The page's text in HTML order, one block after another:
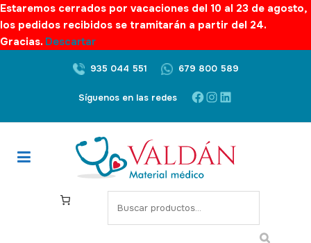
Estaremos cerrados por vacaciones del 10 al 23 de agosto,
los pedidos recibidos se tramitarán a partir del 24.
Gracias. Descartar
935 044 551 679 800 589
Síguenos en las redes Facebook
Instagram
LinkedIn
S
e